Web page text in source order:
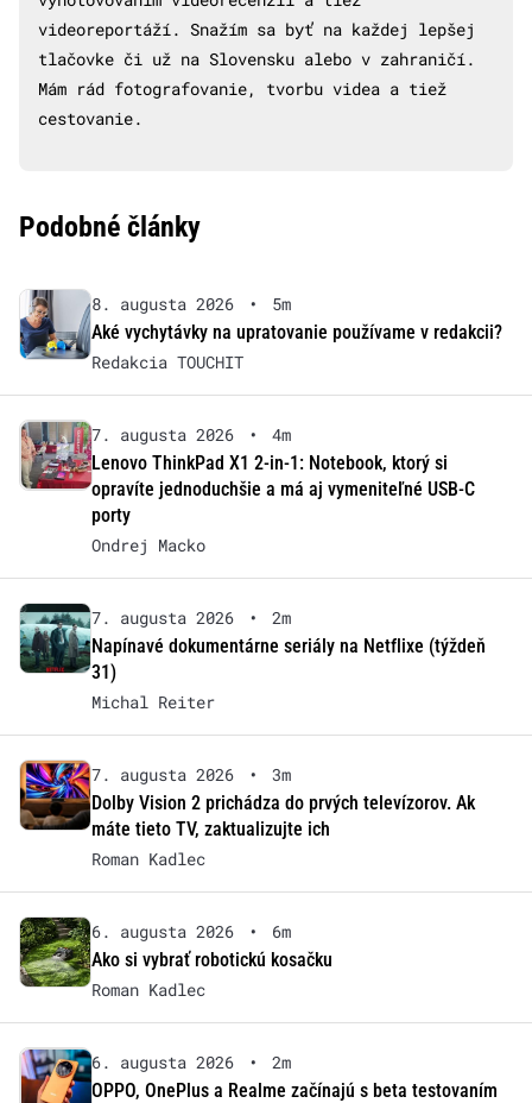
videoreportáží. Snažím sa byť na každej lepšej
tlačovke či už na Slovensku alebo v zahraničí.
Mám rád fotografovanie, tvorbu videa a tiež
cestovanie.
Podobné články
8. augusta 2026 •
5m
Aké vychytávky na upratovanie používame v redakcii?
Redakcia TOUCHIT
7. augusta 2026 •
4m
Lenovo ThinkPad X1 2-in-1: Notebook, ktorý si
opravíte jednoduchšie a má aj vymeniteľné USB-C
porty
Ondrej Macko
7. augusta 2026 •
2m
Napínavé dokumentárne seriály na Netflixe (týždeň
31)
Michal Reiter
7. augusta 2026 •
3m
Dolby Vision 2 prichádza do prvých televízorov. Ak
máte tieto TV, zaktualizujte ich
Roman Kadlec
6. augusta 2026 •
6m
Ako si vybrať robotickú kosačku
Roman Kadlec
6. augusta 2026 •
2m
OPPO, OnePlus a Realme začínajú s beta testovaním